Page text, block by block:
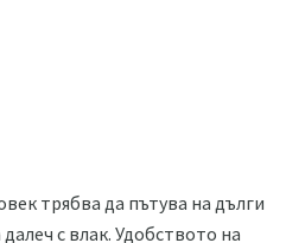
трябва да пътува на дълги
с влак. Удобството на